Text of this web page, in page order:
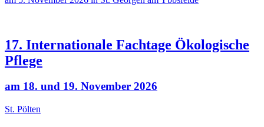
17. Internationale Fachtage Ökologische
Pflege
am 18. und 19. November 2026
St. Pölten